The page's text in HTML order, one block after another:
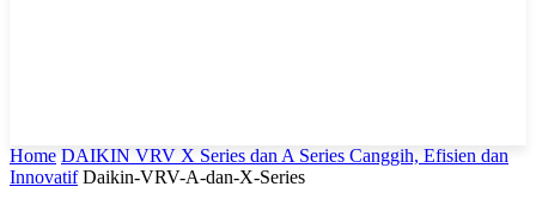
Home DAIKIN VRV X Series dan A Series Canggih, Efisien dan
Innovatif Daikin-VRV-A-dan-X-Series